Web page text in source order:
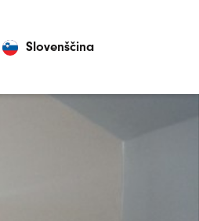
Slovenščina